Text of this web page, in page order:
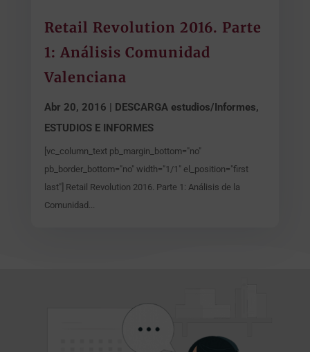
Retail Revolution 2016. Parte
1: Análisis Comunidad
Valenciana
Abr 20, 2016 DESCARGA estudios/Informes,
ESTUDIOS E INFORMES
[vc_column_text pb_margin_bottom="no"
pb_border_bottom="no" width="1/1" el_position="first
last"] Retail Revolution 2016. Parte 1: Análisis de la
Comunidad...